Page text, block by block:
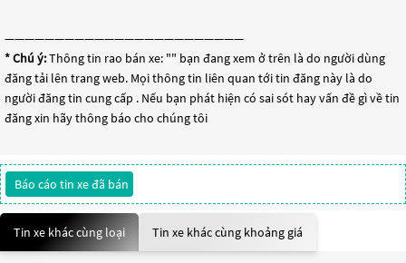
————————————————————————
* Chú ý:Thông tin rao bán xe: "" bạn đang xem ở trên là do người dùng
đăng tải lên trang web. Mọi thông tin liên quan tới tin đăng này là do
người đăng tin cung cấp . Nếu bạn phát hiện có sai sót hay vấn đề gì về tin
đăng xin hãy thông báo cho chúng tôi
Báo cáo tin xe đã bán
Tin xe khác cùng loại Tin xe khác cùng khoảng giá